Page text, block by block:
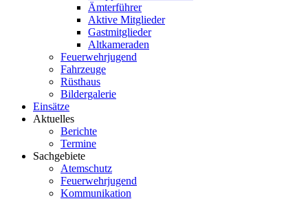
Ämterführer
Aktive Mitglieder
Gastmitglieder
Altkameraden
Feuerwehrjugend
Fahrzeuge
Rüsthaus
Bildergalerie
Einsätze
Aktuelles
Berichte
Termine
Sachgebiete
Atemschutz
Feuerwehrjugend
Kommunikation